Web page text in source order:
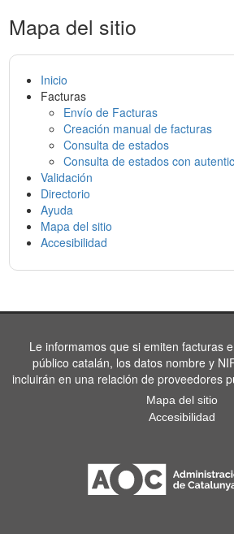
Mapa del sitio
Inicio
Facturas
Envío de Facturas
Creación manual de facturas
Consulta de estados
Consulta de estados con
Validación
Directorio
Ayuda
Mapa del sitio
Accesibilidad
Le informamos que si emiten facturas
público catalán, los datos nombre y
incluirán en una relación de proveedores
Mapa del sitio
Accesibilidad